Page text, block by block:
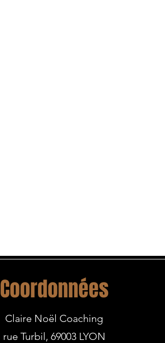
Coordonnées
Claire Noël Coaching
rue Turbil, 69003 LYON